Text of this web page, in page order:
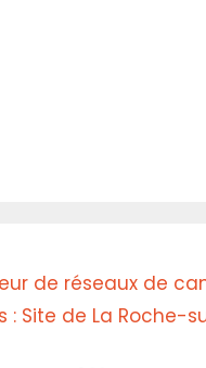
de réseaux de
: Site de La Roche-